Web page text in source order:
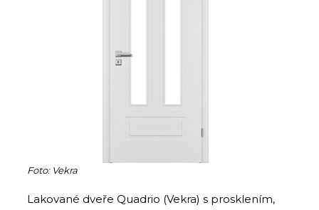
Foto: Vekra
Lakované dveře Quadrio (Vekra) s prosklením,